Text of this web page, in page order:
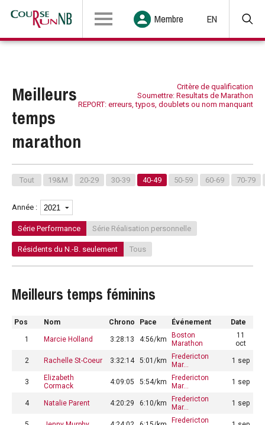
Membre EN
Critère de qualification
Soumettre: Resultats de Marathon
REPORT: erreurs, typos, doublets ou nom manquant
Meilleurs
temps
marathon
Tout 19&M 20-29 30-39 40-49 50-59 60-69 70-79
Année :
Série Performance Série Réalisation personnelle
Résidents du N.-B. seulement Tous
Meilleurs temps féminins
Pos Nom Chrono Pace Événement Date
1 Marcie Holland 3:28:13 4:56/km
Boston
Marathon
11
oct
2 Rachelle St-Coeur 3:32:14 5:01/km
Fredericton
Mar…
1 sep
3
Elizabeth
Cormack
4:09:05 5:54/km
Fredericton
Mar…
1 sep
4 Natalie Parent 4:20:29 6:10/km
Fredericton
Mar…
1 sep
Fredericton